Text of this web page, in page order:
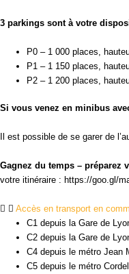
3 parkings sont à votre
P0 – 1 000 places,
P1 – 1 150 places,
P2 – 1 200 places,
Si vous venez en minibus
Il est possible de se garer de
Gagnez du temps – préparez
votre itinéraire : https://goo.gl/
Accès en transport en
C1 depuis la Gare de
C2 depuis la Gare de
C4 depuis le métro Jean
C5 depuis le métro